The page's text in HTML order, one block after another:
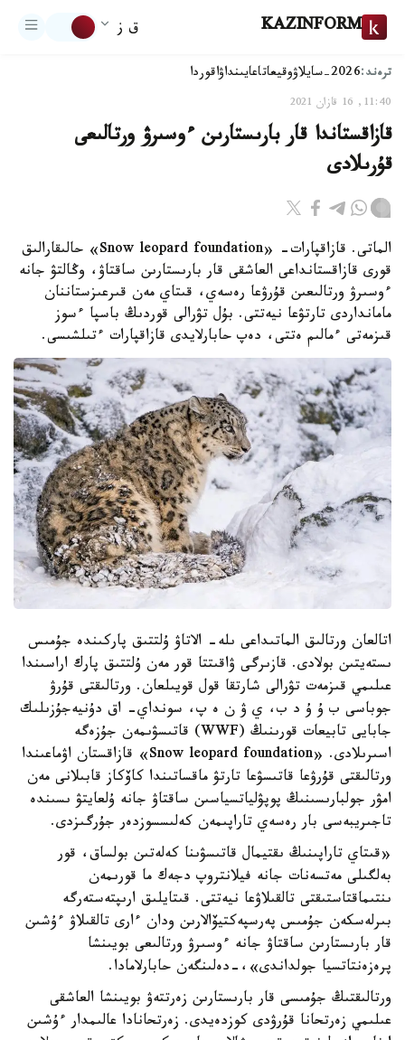
KAZINFORM ق ز
ترەند:2026-سايلاۋ وقيعاتاعايىنداۋاقوردا
11:40, 16 قازان 2021
قازاقستاندا قار بارىستارىن ءوسىرۋ ورتالىعى
قۇرىلادى
الماتى. قازاقپارات- «Snow leopard foundation» حالىقارالىق
قورى قازاقستانداعى العاشقى قار بارىستارىن ساقتاۋ، وڭالتۋ جانە
ءوسىرۋ ورتالىعىن قۇرۋعا رەسەي، قىتاي مەن قىرعىزستاننان
مامانداردى تارتۋعا نيەتتى. بۇل تۋرالى قوردىڭ باسپا ءسوز
قىزمەتى ءمالىم ەتتى، دەپ حابارلايدى قازاقپارات ءتىلشىسى.
اتالعان ورتالىق الماتىداعى ىلە- الاتاۋ ۇلتتىق پاركىندە جۇمىس
ىستەيتىن بولادى. قازىرگى ۋاقىتتا قور مەن ۇلتتىق پارك اراسىندا
عىلىمي قىزمەت تۋرالى شارتقا قول قويىلعان. ورتالىقتى قۇرۋ
جوباسى ب ۇ ۇ د ب، ي ۋ ن ە پ، سونداي- اق دۇنيەجۇزىلىك
جابايى تابيعات قورىنىڭ (WWF) قاتىسۋىمەن جۇزەگە
اسىرىلادى. «Snow leopard foundation» قازاقستان اۋماعىندا
ورتالىقتى قۇرۋعا قاتىسۋعا تارتۋ ماقساتىندا كاۆكاز قابىلانى مەن
امۋر جولبارىسىنىڭ پوپۋلياتسياسىن ساقتاۋ جانە ۇلعايتۋ ىسىندە
تاجىريبەسى بار رەسەي تاراپىمەن كەلىسسوزدەر جۇرگىزدى.
«قىتاي تاراپىنىڭ ىقتيمال قاتىسۋىنا كەلەتىن بولساق، قور
بەلگىلى مەتسەنات جانە فيلانتروپ دجەك ما قورىمەن
ىنتىماقتاستىقتى تالقىلاۋعا نيەتتى. قىتايلىق ارىپتەستەرگە
بىرلەسكەن جۇمىس پەرسپەكتيۆالارىن ودان ءارى تالقىلاۋ ءۇشىن
قار بارىستارىن ساقتاۋ جانە ءوسىرۋ ورتالىعى بويىنشا
پرەزەنتاتسيا جولداندى»،-دەلىنگەن حابارلامادا.
ورتالىقتىڭ جۇمىسى قار بارىستارىن زەرتتەۋ بويىنشا العاشقى
عىلىمي زەرتحانا قۇرۋدى كوزدەيدى. زەرتحانادا عالىمدار ءۇشىن